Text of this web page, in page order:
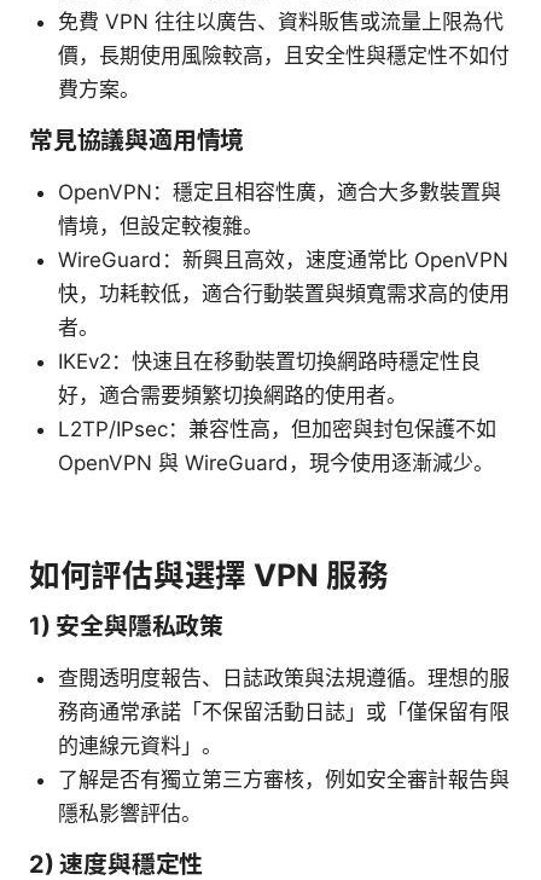
免費 VPN 往往以廣告、資料販售或流量上限為代
價，長期使用風險較高，且安全性與穩定性不如付
費方案。
常見協議與適用情境
OpenVPN：穩定且相容性廣，適合大多數裝置與
情境，但設定較複雜。
WireGuard：新興且高效，速度通常比 OpenVPN
快，功耗較低，適合行動裝置與頻寬需求高的使用
者。
IKEv2：快速且在移動裝置切換網路時穩定性良
好，適合需要頻繁切換網路的使用者。
L2TP/IPsec：兼容性高，但加密與封包保護不如
OpenVPN 與 WireGuard，現今使用逐漸減少。
如何評估與選擇 VPN 服務
1) 安全與隱私政策
查閱透明度報告、日誌政策與法規遵循。理想的服
務商通常承諾「不保留活動日誌」或「僅保留有限
的連線元資料」。
了解是否有獨立第三方審核，例如安全審計報告與
隱私影響評估。
2) 速度與穩定性